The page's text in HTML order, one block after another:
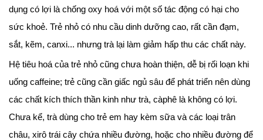
dụng có lợi là chống oxy hoá với một số tác động có hại cho
sức khoẻ. Trẻ nhỏ có nhu cầu dinh dưỡng cao, rất cần đạm,
sắt, kẽm, canxi... nhưng trà lại làm giảm hấp thu các chất này.
Hệ tiêu hoá của trẻ nhỏ cũng chưa hoàn thiện, dễ bị rối loạn khi
uống caffeine; trẻ cũng cần giấc ngủ sâu để phát triển nên dùng
các chất kích thích thần kinh như trà, càphê là không có lợi.
Chưa kể, trà dùng cho trẻ em hay kèm sữa và các loại trân
châu, xirô trái cây chứa nhiều đường, hoặc cho nhiều đường để